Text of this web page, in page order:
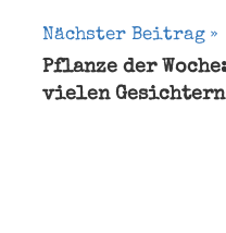
Nächster Beitrag
Pflanze der
vielen Gesichtern